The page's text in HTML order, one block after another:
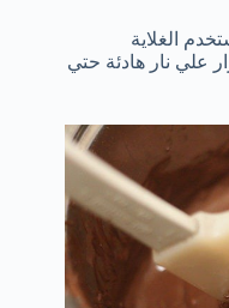
الغلاية
علي نار هادئة حتي